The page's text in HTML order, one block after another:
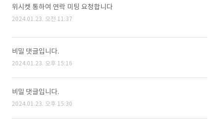
위시켓 통하여 연락 미팅 요청합니다
2024.01.23. 오전 11:37
비밀 댓글입니다.
2024.01.23. 오후 15:16
비밀 댓글입니다.
2024.01.23. 오후 15:30